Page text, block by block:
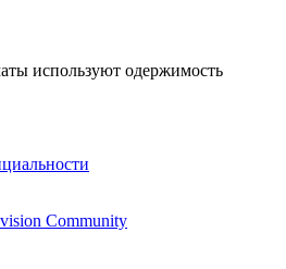
используют одержимость
Community